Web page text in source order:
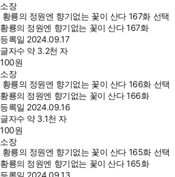
소장
황룡의 정원엔 향기없는 꽃이 산다 167화 선택
황룡의 정원엔 향기없는 꽃이 산다 167화
등록일 2024.09.17
글자수 약 3.2천 자
100원
소장
황룡의 정원엔 향기없는 꽃이 산다 166화 선택
황룡의 정원엔 향기없는 꽃이 산다 166화
등록일 2024.09.16
글자수 약 3.1천 자
100원
소장
황룡의 정원엔 향기없는 꽃이 산다 165화 선택
황룡의 정원엔 향기없는 꽃이 산다 165화
등록일 2024.09.13